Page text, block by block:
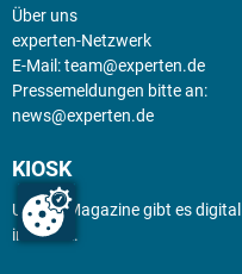
Über uns
experten-Netzwerk
E-Mail:team@experten.de
Pressemeldungen bitte an:
news@experten.de
KIOSK
Unsere Magazine gibt es digital
imKiosk .